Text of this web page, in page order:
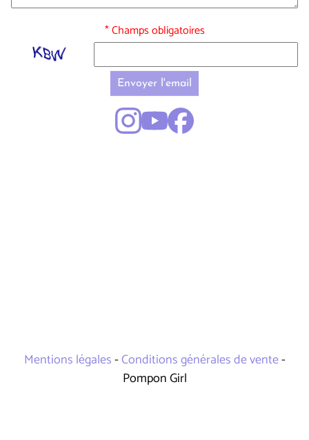
* Champs obligatoires
Envoyer l'email
Mentions légales-Conditions générales de vente-
Pompon Girl